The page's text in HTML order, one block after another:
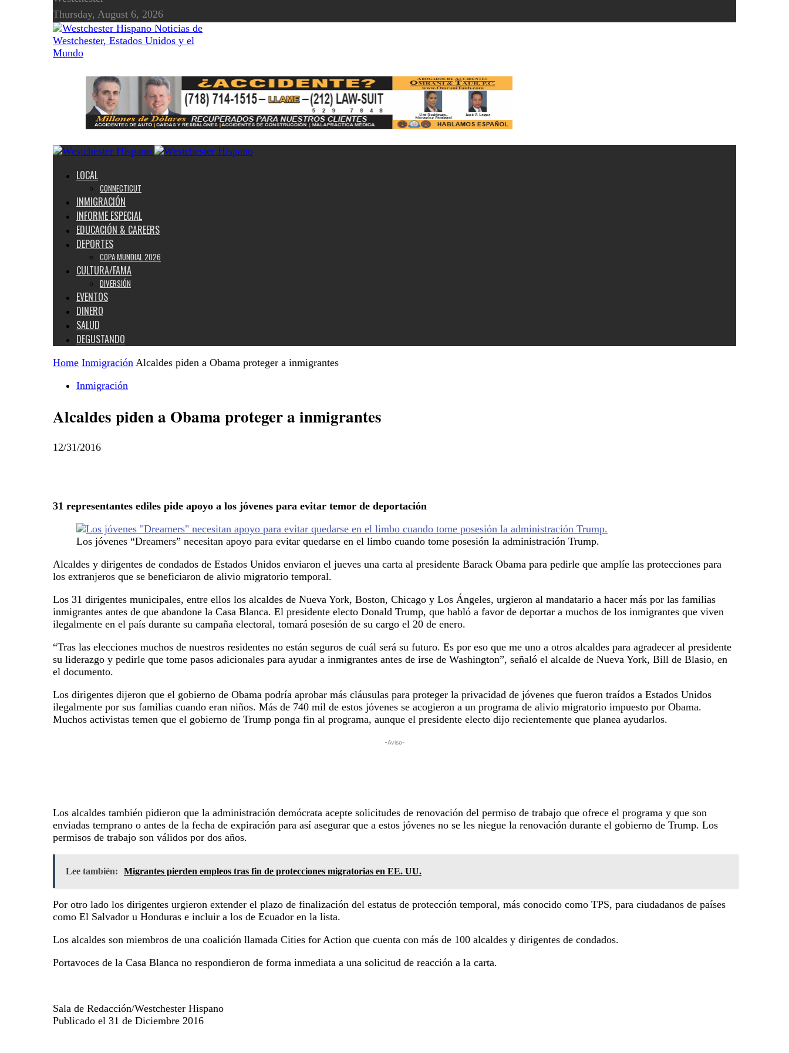
Thursday, August 6, 2026
Noticias de
Westchester, Estados Unidos y el
Mundo
LOCAL
CONNECTICUT
INMIGRACIÓN
INFORME ESPECIAL
EDUCACIÓN & CAREERS
DEPORTES
COPA MUNDIAL 2026
CULTURA/FAMA
DIVERSIÓN
EVENTOS
DINERO
SALUD
DEGUSTANDO
Home Inmigración Alcaldes piden a Obama proteger a inmigrantes
Inmigración
Alcaldes piden a Obama proteger a inmigrantes
12/31/2016
31 representantes ediles pide apoyo a los jóvenes para evitar temor de deportación
Los jóvenes “Dreamers” necesitan apoyo para evitar quedarse en el limbo cuando tome posesión la administración Trump.
Alcaldes y dirigentes de condados de Estados Unidos enviaron el jueves una carta al presidente Barack Obama para pedirle que amplíe las protecciones para
los extranjeros que se beneficiaron de alivio migratorio temporal.
Los 31 dirigentes municipales, entre ellos los alcaldes de Nueva York, Boston, Chicago y Los Ángeles, urgieron al mandatario a hacer más por las familias
inmigrantes antes de que abandone la Casa Blanca. El presidente electo Donald Trump, que habló a favor de deportar a muchos de los inmigrantes que viven
ilegalmente en el país durante su campaña electoral, tomará posesión de su cargo el 20 de enero.
“Tras las elecciones muchos de nuestros residentes no están seguros de cuál será su futuro. Es por eso que me uno a otros alcaldes para agradecer al presidente
su liderazgo y pedirle que tome pasos adicionales para ayudar a inmigrantes antes de irse de Washington”, señaló el alcalde de Nueva York, Bill de Blasio, en
el documento.
Los dirigentes dijeron que el gobierno de Obama podría aprobar más cláusulas para proteger la privacidad de jóvenes que fueron traídos a Estados Unidos
ilegalmente por sus familias cuando eran niños. Más de 740 mil de estos jóvenes se acogieron a un programa de alivio migratorio impuesto por Obama.
Muchos activistas temen que el gobierno de Trump ponga fin al programa, aunque el presidente electo dijo recientemente que planea ayudarlos.
-Aviso-
Los alcaldes también pidieron que la administración demócrata acepte solicitudes de renovación del permiso de trabajo que ofrece el programa y que son
enviadas temprano o antes de la fecha de expiración para así asegurar que a estos jóvenes no se les niegue la renovación durante el gobierno de Trump. Los
permisos de trabajo son válidos por dos años.
Lee también: Migrantes pierden empleos tras fin de protecciones migratorias en EE. UU.
Por otro lado los dirigentes urgieron extender el plazo de finalización del estatus de protección temporal, más conocido como TPS, para ciudadanos de países
como El Salvador u Honduras e incluir a los de Ecuador en la lista.
Los alcaldes son miembros de una coalición llamada Cities for Action que cuenta con más de 100 alcaldes y dirigentes de condados.
Portavoces de la Casa Blanca no respondieron de forma inmediata a una solicitud de reacción a la carta.
Sala de Redacción/Westchester Hispano
Publicado el 31 de Diciembre 2016